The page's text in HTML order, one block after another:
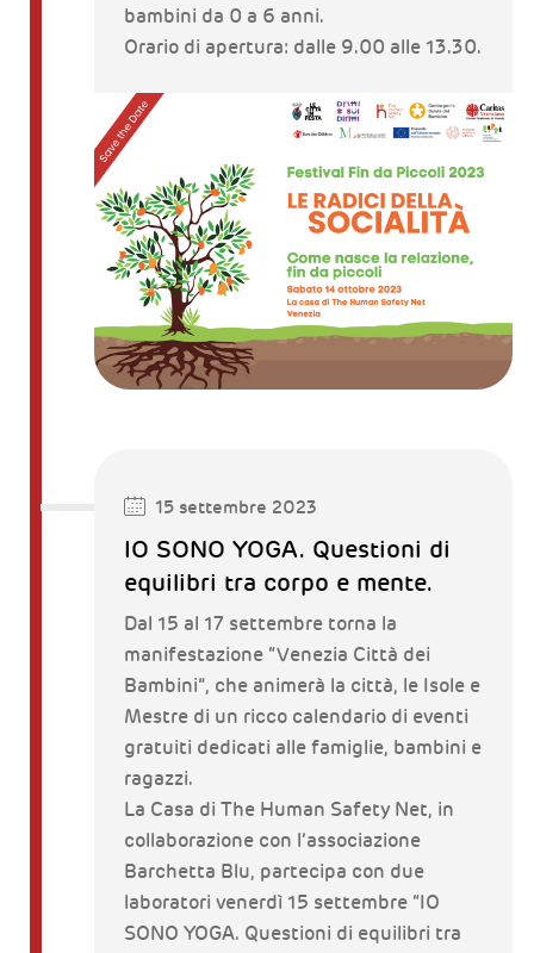
bambini da 0 a 6 anni.
Orario di apertura: dalle 9.00 alle 13.30.
15 settembre 2023
IO SONO YOGA. Questioni di
equilibri tra corpo e mente.
Dal 15 al 17 settembre torna la
manifestazione “Venezia Città dei
Bambini”, che animerà la città, le Isole e
Mestre di un ricco calendario di eventi
gratuiti dedicati alle famiglie, bambini e
ragazzi.
La Casa di The Human Safety Net, in
collaborazione con l’associazione
Barchetta Blu, partecipa con due
laboratori venerdì 15 settembre “IO
SONO YOGA. Questioni di equilibri tra